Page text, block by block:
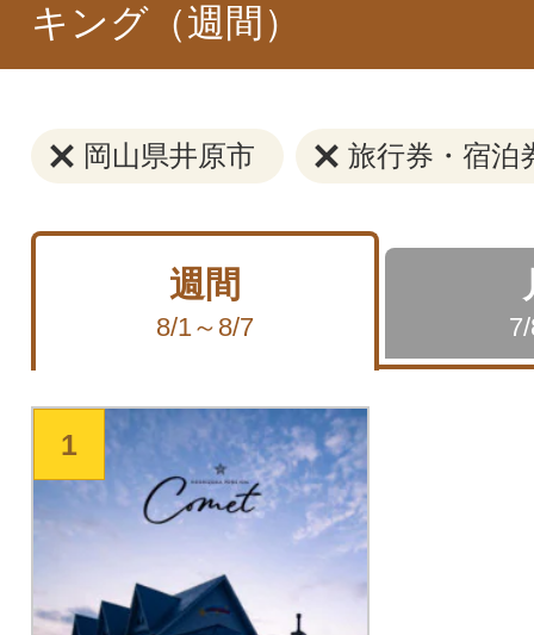
キング（週間）
岡山県井原市 旅行券・宿泊
週間
8/1～8/7
1